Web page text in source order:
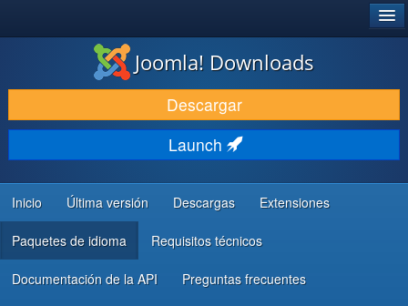
DESCARGAR & EXTENDER
DESCUBRE & APRENDE
COMUNIDAD & SOPORTE
RECURSOS PARA DESARROLLADORES
Joomla! Downloads
Descargar
Launch
Inicio Última versión Descargas Extensiones
Paquetes de idioma Requisitos técnicos
Documentación de la API Preguntas frecuentes